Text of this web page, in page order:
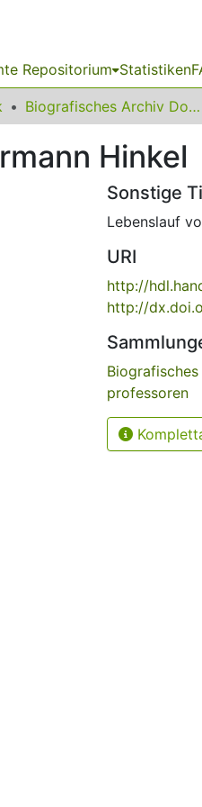
Repositorium Statistiken
Biografisches Archiv Dortmunder Universitätsprofessorinnen und -professoren
Hinkel
Sonstige
Lebenslauf
URI
http://
http://
professoren